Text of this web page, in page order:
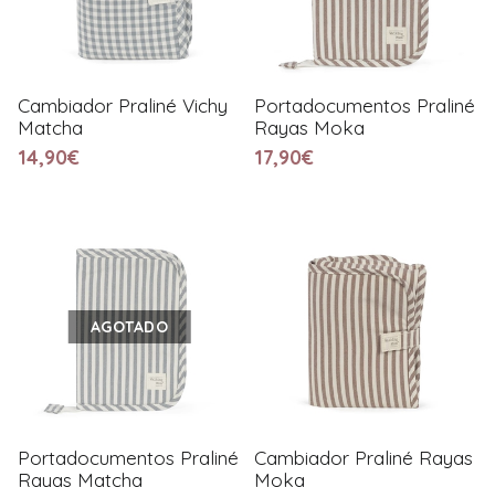
Cambiador Praliné Vichy
Matcha
14,90€
Portadocumentos Praliné
Rayas Moka
17,90€
AGOTADO
Portadocumentos Praliné
Rayas Matcha
Cambiador Praliné Rayas
Moka